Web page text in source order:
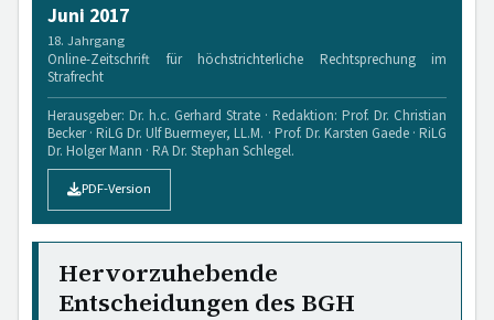
Juni 2017
18. Jahrgang
Online-Zeitschrift für höchstrichterliche Rechtsprechung im
Strafrecht
Herausgeber: Dr. h.c. Gerhard Strate · Redaktion: Prof. Dr. Christian
Becker · RiLG Dr. Ulf Buermeyer, LL.M. · Prof. Dr. Karsten Gaede · RiLG
Dr. Holger Mann · RA Dr. Stephan Schlegel.
PDF-Version
Hervorzuhebende
Entscheidungen des BGH